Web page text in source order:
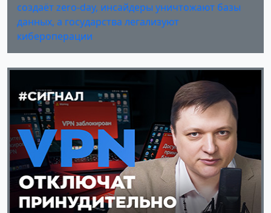
создаёт zero-day, инсайдеры уничтожают базы
данных, а государства легализуют
кибероперации